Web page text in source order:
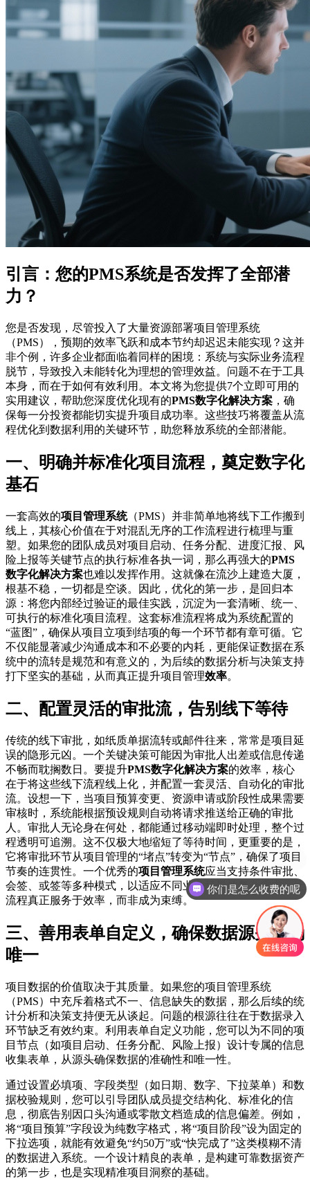
引言：您的PMS系统是否发挥了全部潜
力？
您是否发现，尽管投入了大量资源部署项目管理系统
（PMS），预期的效率飞跃和成本节约却迟迟未能实现？这并
非个例，许多企业都面临着同样的困境：系统与实际业务流程
脱节，导致投入未能转化为理想的管理效益。问题不在于工具
本身，而在于如何有效利用。本文将为您提供7个立即可用的
实用建议，帮助您深度优化现有的PMS数字化解决方案 ，确
保每一分投资都能切实提升项目成功率。这些技巧将覆盖从流
程优化到数据利用的关键环节，助您释放系统的全部潜能。
一、明确并标准化项目流程，奠定数字化
基石
一套高效的项目管理系统（PMS）并非简单地将线下工作搬到
线上，其核心价值在于对混乱无序的工作流程进行梳理与重
塑。如果您的团队成员对项目启动、任务分配、进度汇报、风
险上报等关键节点的执行标准各执一词，那么再强大的PMS
数字化解决方案也难以发挥作用。这就像在流沙上建造大厦，
根基不稳，一切都是空谈。因此，优化的第一步，是回归本
源：将您内部经过验证的最佳实践，沉淀为一套清晰、统一、
可执行的标准化项目流程。这套标准流程将成为系统配置的
“蓝图”，确保从项目立项到结项的每一个环节都有章可循。它
不仅能显著减少沟通成本和不必要的内耗，更能保证数据在系
统中的流转是规范和有意义的，为后续的数据分析与决策支持
打下坚实的基础，从而真正提升项目管理效率。
二、配置灵活的审批流，告别线下等待
传统的线下审批，如纸质单据流转或邮件往来，常常是项目延
误的隐形元凶。一个关键决策可能因为审批人出差或信息传递
不畅而耽搁数日。要提升PMS数字化解决方案的效率，核心
在于将这些线下流程线上化，并配置一套灵活、自动化的审批
流。设想一下，当项目预算变更、资源申请或阶段性成果需要
审核时，系统能根据预设规则自动将请求推送给正确的审批
人。审批人无论身在何处，都能通过移动端即时处理，整个过
程透明可追溯。这不仅极大地缩短了等待时间，更重要的是，
它将审批环节从项目管理的“堵点”转变为“节点”，确保了项目
节奏的连贯性。一个优秀的项目管理系统应当支持条件审批、
会签、或签等多种模式，以适应不同业务场景的复杂需求，让
流程真正服务于效率，而非成为束缚。
三、善用表单自定义，确保数据源头准确
唯一
项目数据的价值取决于其质量。如果您的项目管理系统
（PMS）中充斥着格式不一、信息缺失的数据，那么后续的统
计分析和决策支持便无从谈起。问题的根源往往在于数据录入
环节缺乏有效约束。利用表单自定义功能，您可以为不同的项
目节点（如项目启动、任务分配、风险上报）设计专属的信息
收集表单，从源头确保数据的准确性和唯一性。
通过设置必填项、字段类型（如日期、数字、下拉菜单）和数
据校验规则，您可以引导团队成员提交结构化、标准化的信
息，彻底告别因口头沟通或零散文档造成的信息偏差。例如，
将“项目预算”字段设为纯数字格式，将“项目阶段”设为固定的
下拉选项，就能有效避免“约50万”或“快完成了”这类模糊不清
的数据进入系统。一个设计精良的表单，是构建可靠数据资产
的第一步，也是实现精准项目洞察的基础。
你们是怎么收费的呢